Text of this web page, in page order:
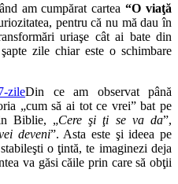
am cumpărat cartea “O viaţă
pentru că nu mă dau în
uriaşe cât ai bate din
zile chiar este o schimbare
Din ce am observat până
„cum să ai tot ce vrei” bat pe
Biblie, „Cere şi ţi se va da”,
deveni”. Asta este şi ideea pe
o ţintă, te imaginezi deja
va găsi căile prin care să obţii